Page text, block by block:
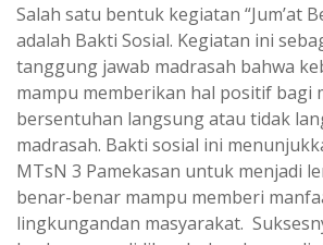
Salah satu bentuk kegiatan “Jum’at
adalah Bakti Sosial. Kegiatan ini
tanggung jawab madrasah bahwa
mampu memberikan hal positif bagi
bersentuhan langsung atau tidak
madrasah. Bakti sosial ini
MTsN 3 Pamekasan untuk menjadi
benar-benar mampu memberi
lingkungandan masyarakat.